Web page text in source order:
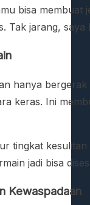
bisa
Tak jarang,
hanya
keras. Ini
tingkat
jadi bisa
Kewaspadaan